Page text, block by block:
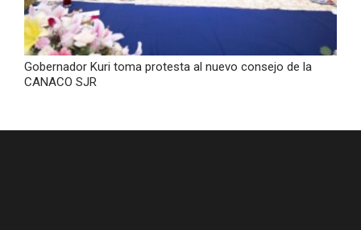
Gobernador Kuri toma protesta al nuevo consejo de la
CANACO SJR